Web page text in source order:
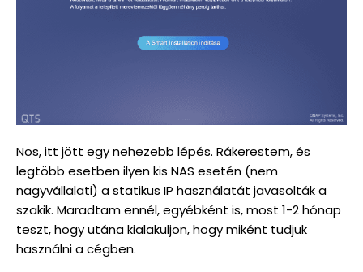
Nos, itt jött egy nehezebb lépés. Rákerestem, és
legtöbb esetben ilyen kis NAS esetén (nem
nagyvállalati) a statikus IP használatát javasolták a
szakik. Maradtam ennél, egyébként is, most 1-2 hónap
teszt, hogy utána kialakuljon, hogy miként tudjuk
használni a cégben.